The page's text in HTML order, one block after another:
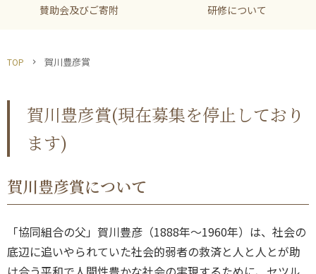
賛助会及びご寄附 研修について
TOP chevron_right 賀川豊彦賞
賀川豊彦賞(現在募集を停止しており
ます)
賀川豊彦賞について
「協同組合の父」賀川豊彦（1888年～1960年）は、社会の
底辺に追いやられていた社会的弱者の救済と人と人とが助